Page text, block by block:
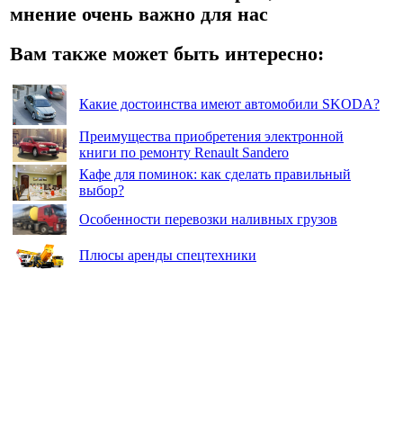
мнение очень важно для нас
Вам также может быть интересно:
Какие достоинства имеют автомобили SKODA?
Преимущества приобретения электронной
книги по ремонту Renault Sandero
Кафе для поминок: как сделать правильный
выбор?
Особенности перевозки наливных грузов
Плюсы аренды спецтехники